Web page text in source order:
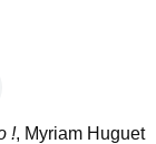
!, Myriam Huguet